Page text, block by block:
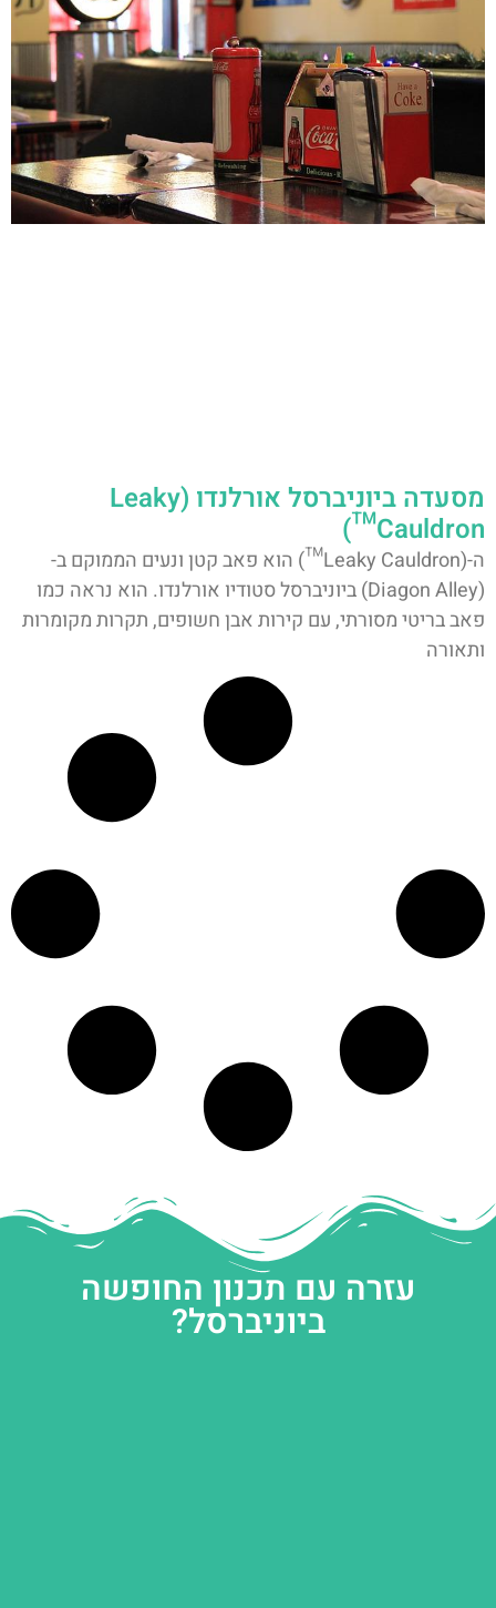
מסעדה ביוניברסל אורלנדו (Leaky
Cauldron™)
ה-(Leaky Cauldron™) הוא פאב קטן ונעים הממוקם ב-
(Diagon Alley) ביוניברסל סטודיו אורלנדו. הוא נראה כמו
פאב בריטי מסורתי, עם קירות אבן חשופים, תקרות מקומרות
ותאורה
עזרה עם תכנון החופשה
ביוניברסל?